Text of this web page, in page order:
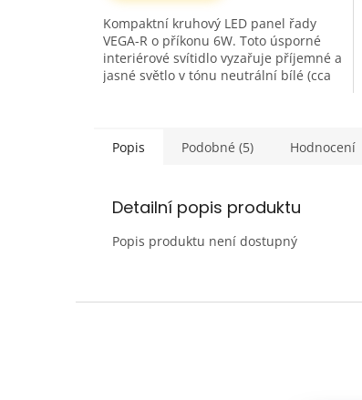
Kompaktní kruhový LED panel řady
VEGA-R o příkonu 6W. Toto úsporné
interiérové svítidlo vyzařuje příjemné a
jasné světlo v tónu neutrální bílé (cca
Popis Podobné (5) Hodnocení
Detailní popis produktu
Popis produktu není dostupný